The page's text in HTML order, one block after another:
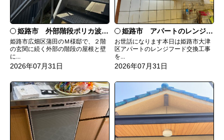
姫路市 外部階段ポリカ波板張替工事
姫路市広畑区蒲田のＭ様邸で、２階
の玄関に続く外部の階段の屋根と壁
に...
2026年07月31日
姫路市 アパートのレンジフード交換
お世話になります本日は姫路市大津
区アパートのレンジフード交換工事
を...
2026年07月31日